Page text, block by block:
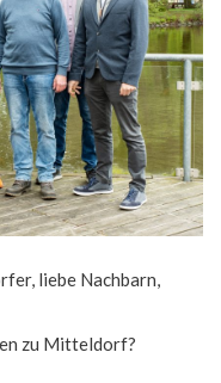
liebe Nachbarn,
zu Mitteldorf?